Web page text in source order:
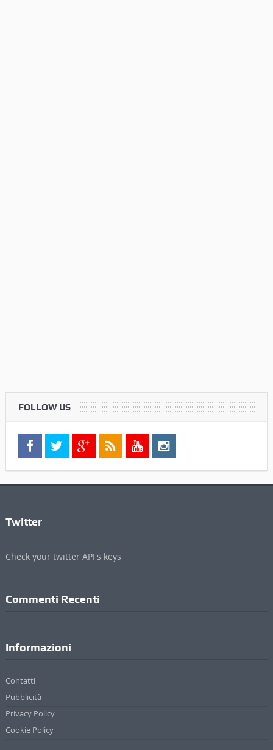
FOLLOW US
Twitter
Check your twitter API's keys
Commenti Recenti
Informazioni
Contatti
Pubblicità
Privacy Policy
Cookie Policy